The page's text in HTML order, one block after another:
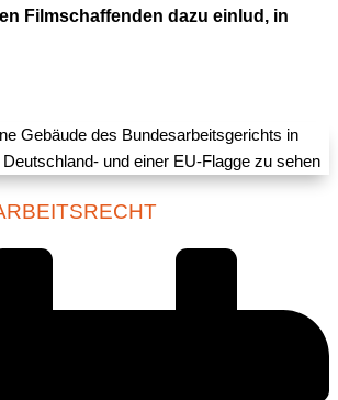
Filmschaffenden dazu einlud, in